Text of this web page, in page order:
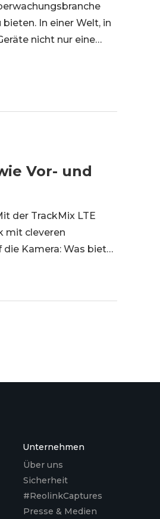
In einer Welt, in
nicht nur eine
Vor- und
der TrackMix LTE
mit cleveren
Kamera: Was bietet
Unternehmen
Über uns
Sicherheit
#ReolinkCaptures
Presse & Medien